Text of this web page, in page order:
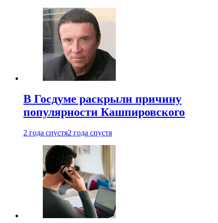
В Госдуме раскрыли причину
популярности Кашпировского
2 года спустя2 года спустя